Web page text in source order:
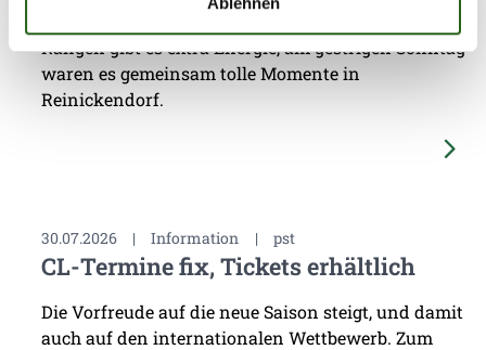
Rängen gibt es extra Energie, am gestrigen Sonntag
waren es gemeinsam tolle Momente in
Reinickendorf.
30.07.2026 | Information | pst
CL-Termine fix, Tickets erhältlich
Die Vorfreude auf die neue Saison steigt, und damit
auch auf den internationalen Wettbewerb. Zum